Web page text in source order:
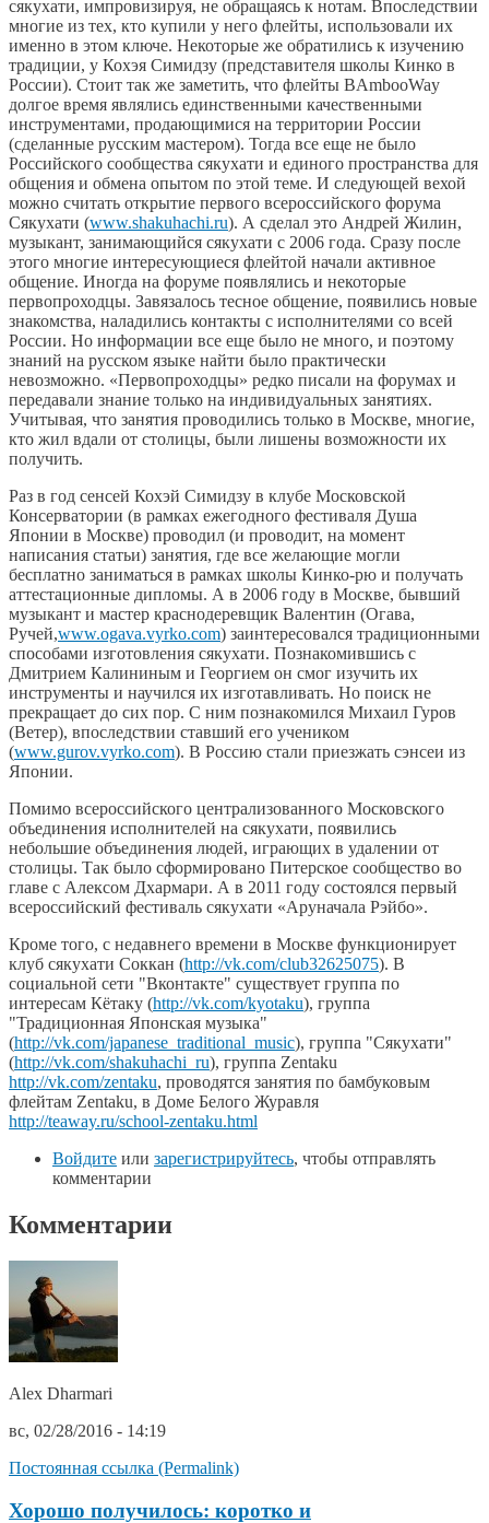
сякухати, импровизируя, не обращаясь к нотам. Впоследствии
многие из тех, кто купили у него флейты, использовали их
именно в этом ключе. Некоторые же обратились к изучению
традиции, у Кохэя Симидзу (представителя школы Кинко в
России). Стоит так же заметить, что флейты BAmbooWay
долгое время являлись единственными качественными
инструментами, продающимися на территории России
(сделанные русским мастером). Тогда все еще не было
Российского сообщества сякухати и единого пространства для
общения и обмена опытом по этой теме. И следующей вехой
можно считать открытие первого всероссийского форума
Сякухати (www.shakuhachi.ru). А сделал это Андрей Жилин,
музыкант, занимающийся сякухати с 2006 года. Сразу после
этого многие интересующиеся флейтой начали активное
общение. Иногда на форуме появлялись и некоторые
первопроходцы. Завязалось тесное общение, появились новые
знакомства, наладились контакты с исполнителями со всей
России. Но информации все еще было не много, и поэтому
знаний на русском языке найти было практически
невозможно. «Первопроходцы» редко писали на форумах и
передавали знание только на индивидуальных занятиях.
Учитывая, что занятия проводились только в Москве, многие,
кто жил вдали от столицы, были лишены возможности их
получить.
Раз в год сенсей Кохэй Симидзу в клубе Московской
Консерватории (в рамках ежегодного фестиваля Душа
Японии в Москве) проводил (и проводит, на момент
написания статьи) занятия, где все желающие могли
бесплатно заниматься в рамках школы Кинко-рю и получать
аттестационные дипломы. А в 2006 году в Москве, бывший
музыкант и мастер краснодеревщик Валентин (Огава,
Ручей,www.ogava.vyrko.com) заинтересовался традиционными
способами изготовления сякухати. Познакомившись с
Дмитрием Калининым и Георгием он смог изучить их
инструменты и научился их изготавливать. Но поиск не
прекращает до сих пор. С ним познакомился Михаил Гуров
(Ветер), впоследствии ставший его учеником
(www.gurov.vyrko.com). В Россию стали приезжать сэнсеи из
Японии.
Помимо всероссийского централизованного Московского
объединения исполнителей на сякухати, появились
небольшие объединения людей, играющих в удалении от
столицы. Так было сформировано Питерское сообщество во
главе с Алексом Дхармари. А в 2011 году состоялся первый
всероссийский фестиваль сякухати «Аруначала Рэйбо».
Кроме того, с недавнего времени в Москве функционирует
клуб сякухати Соккан (http://vk.com/club32625075). В
социальной сети "Вконтакте" существует группа по
интересам Кётаку (http://vk.com/kyotaku), группа
"Традиционная Японская музыка"
(http://vk.com/japanese_traditional_music), группа "Сякухати"
(http://vk.com/shakuhachi_ru), группа Zentaku
http://vk.com/zentaku, проводятся занятия по бамбуковым
флейтам Zentaku, в Доме Белого Журавля
http://teaway.ru/school-zentaku.html
Войдите или зарегистрируйтесь, чтобы отправлять
комментарии
Комментарии
Alex Dharmari
вс, 02/28/2016 - 14:19
Постоянная ссылка (Permalink)
Хорошо получилось: коротко и